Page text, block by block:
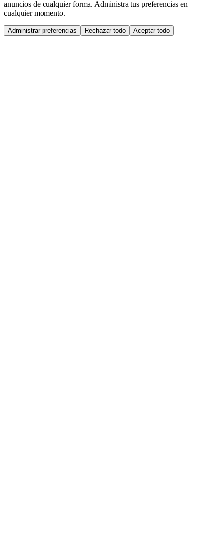
anuncios de cualquier forma. Administra tus preferencias en
cualquier momento.
Administrar preferencias Rechazar todo Aceptar todo